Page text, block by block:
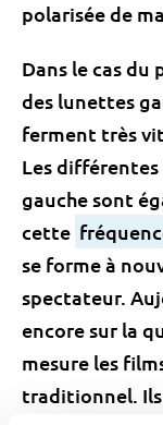
polarisée de
Dans le cas du
des lunettes
ferment très
Les
gauche sont
cette
se forme à
spectateur.
encore sur la
mesure les
traditionnel.